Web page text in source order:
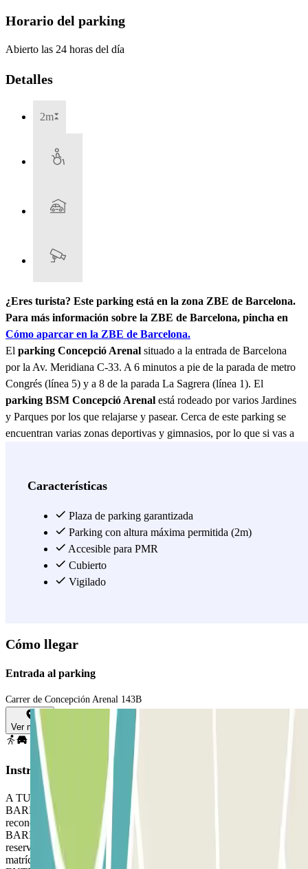
Horario del parking
Abierto las 24 horas del día
Detalles
2m
¿Eres turista? Este parking está en la zona ZBE de Barcelona.
Para más información sobre la ZBE de Barcelona, pincha en
Cómo aparcar en la ZBE de Barcelona.
El parking Concepció Arenal situado a la entrada de Barcelona
por la Av. Meridiana C-33. A 6 minutos a pie de la parada de metro
Congrés (línea 5) y a 8 de la parada La Sagrera (línea 1). El
parking BSM Concepció Arenal está rodeado por varios Jardines
y Parques por los que relajarse y pasear. Cerca de este parking se
encuentran varias zonas deportivas y gimnasios, por lo que si vas a
24 horas que cuenta con plazas para personas con movilidad
Meridiana por lo que tiene fácil acceso desde esta. Ofrece tanto
pases por horas como por días, así como los pases multiparking que
te permitirán utilizar los parkings que desees del grupo BSM durante
el tiempo que dure tu reserva. Consulta los precios en nuestra web y
decídete por la tarifa que más te convenga.
Características
Plaza de parking garantizada
Parking con altura máxima permitida (2m)
Accesible para PMR
Cubierto
Vigilado
Cómo llegar
Entrada al parking
Carrer de Concepción Arenal 143B
Ver mapa
Instrucciones
A TU LLEGADA: Accede al parking PARA ABRIR LA
BARRERA: Detente frente a la barrera. El lector de matrículas
reconocerá tu vehículo. Aparca en cualquier plaza libre. SI LA
BARRERA NO SE ABRE: Utiliza el interfono para validar tu
reserva. PARA SALIR: Detente frente a la barrera. El lector de
matrículas reconocerá tu vehículo. SI TU PASE PERMITE